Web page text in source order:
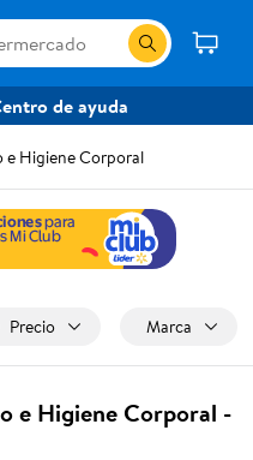
de ayuda
e Higiene Corporal
Precio Marca
e Higiene Corporal -